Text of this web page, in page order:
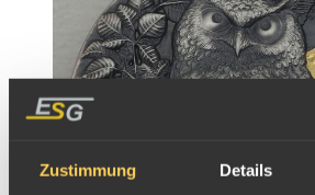
Zustimmung Details